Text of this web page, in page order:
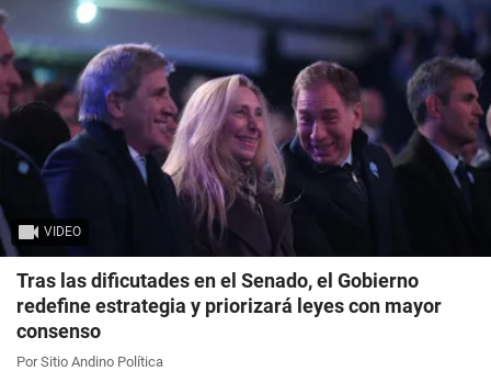
VIDEO
Tras las dificutades en el Senado, el Gobierno
redefine estrategia y priorizará leyes con mayor
consenso
Por Sitio Andino Política